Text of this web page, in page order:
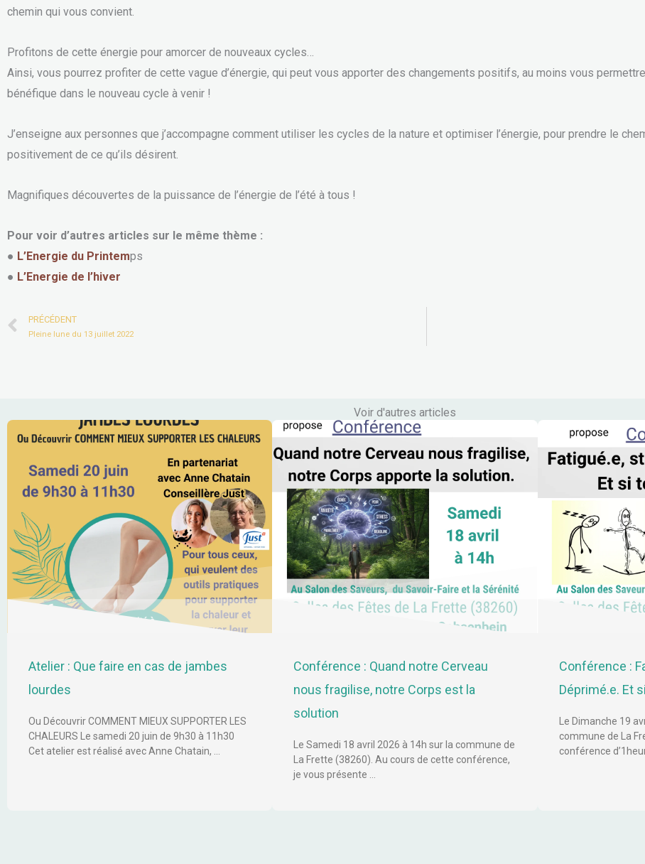
chemin qui vous convient.
Profitons de cette énergie pour amorcer de nouveaux cycles…
Ainsi, vous pourrez profiter de cette vague d’énergie, qui peut vous apporter des changements positifs, au moins vous
bénéfique dans le nouveau cycle à venir !
J’enseigne aux personnes que j’accompagne comment utiliser les cycles de la nature et optimiser l’énergie, pour prendre le
positivement de ce qu’ils désirent.
Magnifiques découvertes de la puissance de l’énergie de l’été à tous !
Pour voir d’autres articles sur le même thème :
● L’Energie du Printemps
● L’Energie de l’hiver
Prev
PRÉCÉDENT
Pleine lune du 13 juillet 2022
Voir d'autres articles
Atelier : Que faire en cas de jambes
lourdes
Ou Découvrir COMMENT MIEUX SUPPORTER LES
CHALEURS Le samedi 20 juin de 9h30 à 11h30
Cet atelier est réalisé avec Anne Chatain, …
Conférence : Quand notre Cerveau
nous fragilise, notre Corps est la
solution
Le Samedi 18 avril 2026 à 14h sur la commune de
La Frette (38260). Au cours de cette conférence,
je vous présente …
Conférence :
Déprimé.e. Et
Le Dimanche 19
commune de La
conférence